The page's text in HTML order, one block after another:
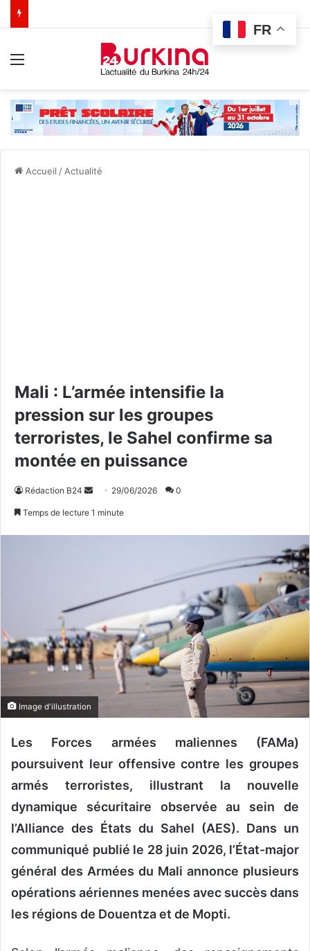
Accueil / Actualité
Mali : L’armée intensifie la
pression sur les groupes
terroristes, le Sahel confirme sa
montée en puissance
Rédaction B24
u
n
c
o
u
29/06/2026 0
Temps de lecture 1 minute
Image d'illustration
Les Forces armées maliennes (FAMa)
poursuivent leur offensive contre les groupes
armés terroristes, illustrant la nouvelle
dynamique sécuritaire observée au sein de
l’Alliance des États du Sahel (AES). Dans un
communiqué publié le 28 juin 2026, l’État-major
général des Armées du Mali annonce plusieurs
opérations aériennes menées avec succès dans
les régions de Douentza et de Mopti.
FR